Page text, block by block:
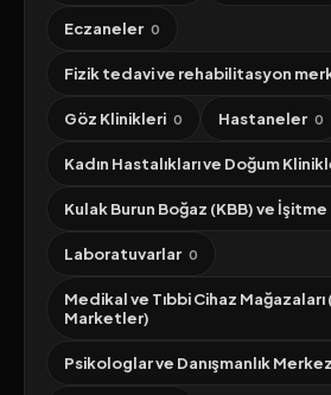
Eczaneler 0
Fizik tedavi ve rehabilitasyon
Göz Klinikleri 0 Hastaneler 0
Kadın Hastalıkları ve Doğum
Kulak Burun Boğaz (KBB) ve
Laboratuvarlar 0
Medikal ve Tıbbi Cihaz
Marketler)
Psikologlar ve Danışmanlık